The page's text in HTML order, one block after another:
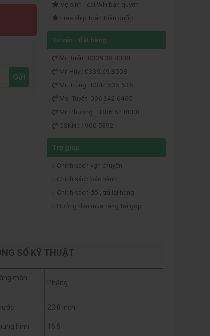
Vệ sinh - cài Win bản quyền
Free ship toàn toàn quốc
Tư vấn - đặt hàng
Mr. Tuấn : 0339.38.8008
Mr. Huy : 0339.69.8008
Mr. Trung : 0344.535.536
Ms. Tuyết: 096.242.6465
Mr. Phương : 0386.62.8008
CSKH : 1900 5392
Trợ giúp
Chính sách vận chuyển
Chính sách bảo hành
Chính sách đổi, trả lại hàng
Hướng dẫn mua hàng trả góp
Gửi
SỐ KỸ THUẬT
màn
Phẳng
23.8 inch
hình 16:9